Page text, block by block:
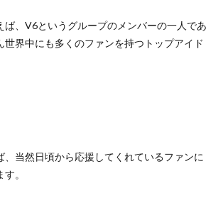
ば、V6というグループのメンバーの一人であ
世界中にも多くのファンを持つトップアイド
、当然日頃から応援してくれているファンに
。